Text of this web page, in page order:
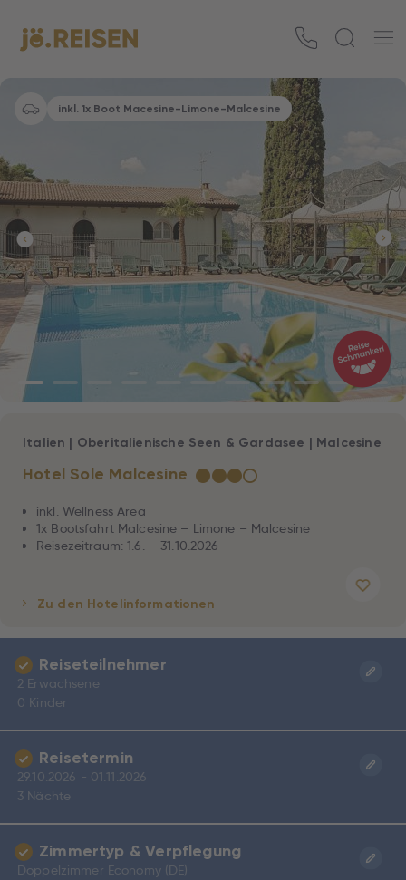
inkl. 1x Boot Macesine-Limone-Malcesine
Hotel Sole Malcesine ★★★☆
Italien | Oberitalienische Seen & Gardasee | Malcesine
inkl. Wellness Area
1x Bootsfahrt Malcesine – Limone – Malcesine
Reisezeitraum: 1.6. – 31.10.2026
Zu den Hotelinformationen
Reiseteilnehmer
2 Erwachsene
0 Kinder
Reisetermin
29.10.2026 - 01.11.2026
3 Nächte
Zimmertyp & Verpflegung
Doppelzimmer Economy (DE)